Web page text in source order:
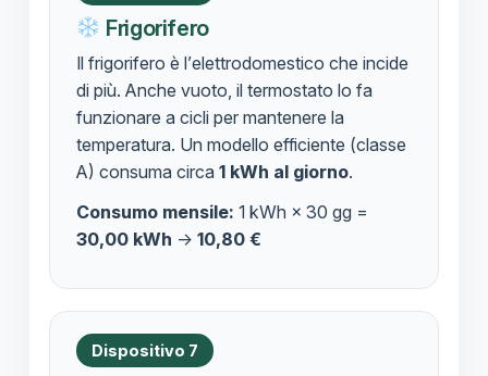
Frigorifero
Il frigorifero è l’elettrodomestico che incide
di più. Anche vuoto, il termostato lo fa
funzionare a cicli per mantenere la
temperatura. Un modello efficiente (classe
A) consuma circa 1 kWh al giorno.
Consumo mensile: 1 kWh × 30 gg =
30,00 kWh → 10,80 €
Dispositivo 7